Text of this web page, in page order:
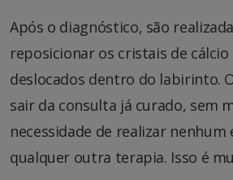
Após o diagnóstico, são
reposicionar os cristais de
deslocados dentro do labirinto.
sair da consulta já curado, sem
necessidade de realizar nenhum
qualquer outra terapia. Isso é